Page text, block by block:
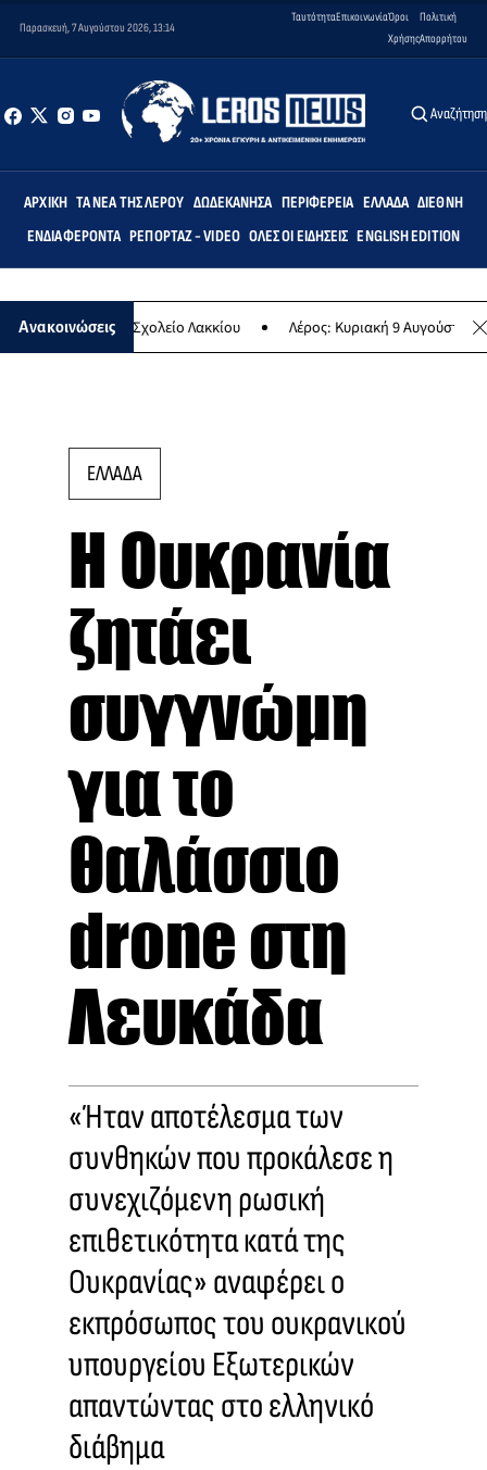
Παρασκευή, 7 Αυγούστου 2026, 13:14
ΤαυτότηταΕπικοινωνίαΌροι
Χρήσης
Πολιτική
Απορρήτου
Αναζήτηση
ΑΡΧΙΚΉ ΤΑ ΝΈΑ ΤΗΣ ΛΈΡΟΥ ΔΩΔΕΚΆΝΗΣΑ ΠΕΡΙΦΈΡΕΙΑ ΕΛΛΆΔΑ ΔΙΕΘΝΉ
ΕΝΔΙΑΦΈΡΟΝΤΑ ΡΕΠΟΡΤΆΖ - VIDEO ΌΛΕΣ ΟΙ ΕΙΔΉΣΕΙΣ ENGLISH EDITION
Ανακοινώσεις
Δημοτικό Σχολείο Λακκίου Λέρος: Κυριακή 9 Αυγούστου το
ΕΛΛΑΔΑ
Η Ουκρανία
ζητάει
συγγνώμη
για το
θαλάσσιο
drone στη
Λευκάδα
«Ήταν αποτέλεσμα των
συνθηκών που προκάλεσε η
συνεχιζόμενη ρωσική
επιθετικότητα κατά της
Ουκρανίας» αναφέρει ο
εκπρόσωπος του ουκρανικού
υπουργείου Εξωτερικών
απαντώντας στο ελληνικό
διάβημα